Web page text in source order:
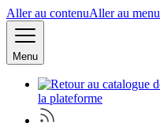
Aller au contenuAller au menu
Menu
la plateforme